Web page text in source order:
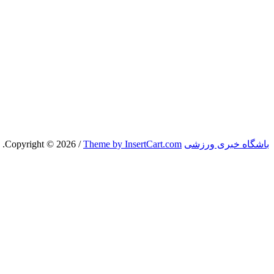
باشگاه خبری ورزشی
/Theme by InsertCart.com
.